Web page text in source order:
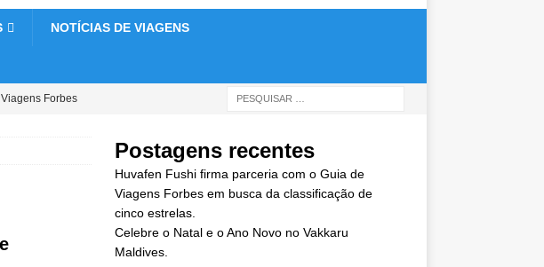
NOTÍCIAS DE VIAGENS
Forbes
Postagens recentes
Huvafen Fushi firma parceria com o Guia de
Viagens Forbes em busca da classificação de
cinco estrelas.
Celebre o Natal e o Ano Novo no Vakkaru
Maldives.